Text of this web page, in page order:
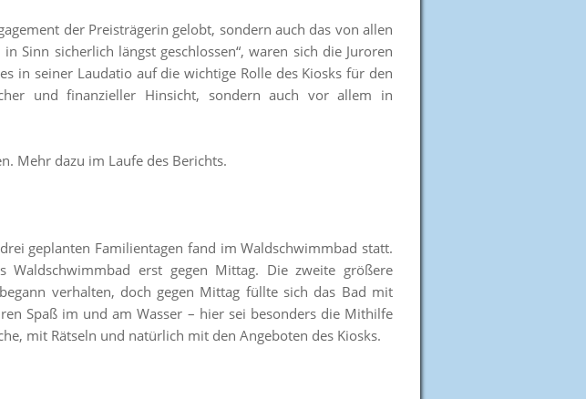
der Preisträgerin gelobt, sondern auch das von allen
Sinn sicherlich längst geschlossen“, waren sich die Juroren
in seiner Laudatio auf die wichtige Rolle des Kiosks für den
und finanzieller Hinsicht, sondern auch vor allem in
Mehr dazu im Laufe des Berichts.
geplanten Familientagen fand im Waldschwimmbad statt.
erst gegen Mittag. Die zweite größere
verhalten, doch gegen Mittag füllte sich das Bad mit
Spaß im und am Wasser – hier sei besonders die Mithilfe
mit Rätseln und natürlich mit den Angeboten des Kiosks.